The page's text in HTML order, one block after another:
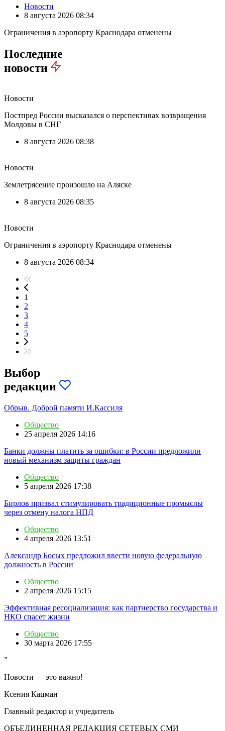
Новости
8 августа 2026 08:34
Ограничения в аэропорту Краснодара отменены
Последние
новости
Новости
Постпред России высказался о перспективах возвращения
Молдовы в СНГ
8 августа 2026 08:38
Новости
Землетрясение произошло на Аляске
8 августа 2026 08:35
Новости
Ограничения в аэропорту Краснодара отменены
8 августа 2026 08:34
1
2
3
4
5
Выбор
редакции
Обрыв. Доброй памяти И.Кассиля
Общество
25 апреля 2026 14:16
Банки должны платить за ошибки: в России предложили
новый механизм защиты граждан
Общество
5 апреля 2026 17:38
Бирлов призвал стимулировать традиционные промыслы
через отмену налога НПД
Общество
4 апреля 2026 13:51
Александр Босых предложил ввести новую федеральную
должность в России
Общество
2 апреля 2026 15:15
Эффективная ресоциализация: как партнерство государства и
НКО спасет жизни
Общество
30 марта 2026 17:55
”
Новости — это важно!
Ксения Кацман
Главный редактор и учредитель
ОБЪЕДИНЕННАЯ РЕДАКЦИЯ СЕТЕВЫХ СМИ